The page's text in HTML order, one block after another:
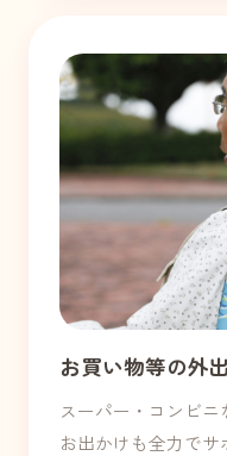
お買い物等の外出
スーパー・コンビ
お出かけも全力で